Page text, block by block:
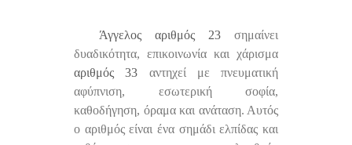
Άγγελος αριθμός 23 σημαίνει
δυαδικότητα, επικοινωνία και χάρισμα
αριθμός 33 αντηχεί με πνευματική
αφύπνιση, εσωτερική σοφία,
καθοδήγηση, όραμα και ανάταση. Αυτός
ο αριθμός είναι ένα σημάδι ελπίδας και